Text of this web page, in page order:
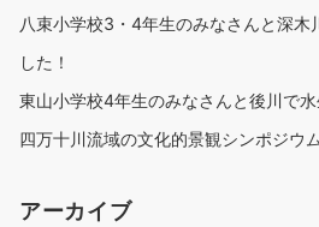
八束小学校3・4年生のみなさんと深木
した！
東山小学校4年生のみなさんと後川で
四万十川流域の文化的景観シンポジウ
アーカイブ